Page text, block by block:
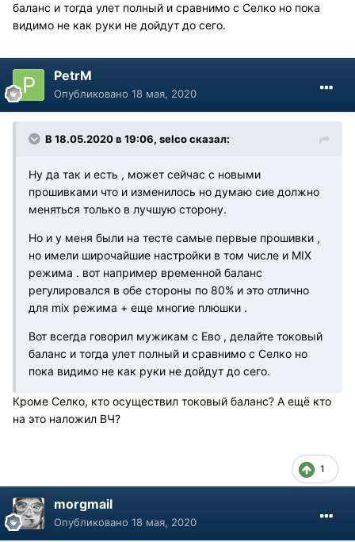
баланс и тогда улет полный и сравнимо с Селко но пока
видимо не как руки не дойдут до сего.
PetrM
Опубликовано 18 мая, 2020
В 18.05.2020 в 19:06, selco сказал:
Ну да так и есть , может сейчас с новыми
прошивками что и изменилось но думаю сие должно
меняться только в лучшую сторону.
Но и у меня были на тесте самые первые прошивки ,
но имели широчайшие настройки в том числе и MIX
режима . вот например временной баланс
регулировался в обе стороны по 80% и это отлично
для mix режима + еще многие плюшки .
Вот всегда говорил мужикам с Ево , делайте токовый
баланс и тогда улет полный и сравнимо с Селко но
пока видимо не как руки не дойдут до сего.
Кроме Селко, кто осуществил токовый баланс? А ещё кто
на это наложил ВЧ?
1
morgmail
Опубликовано 18 мая, 2020